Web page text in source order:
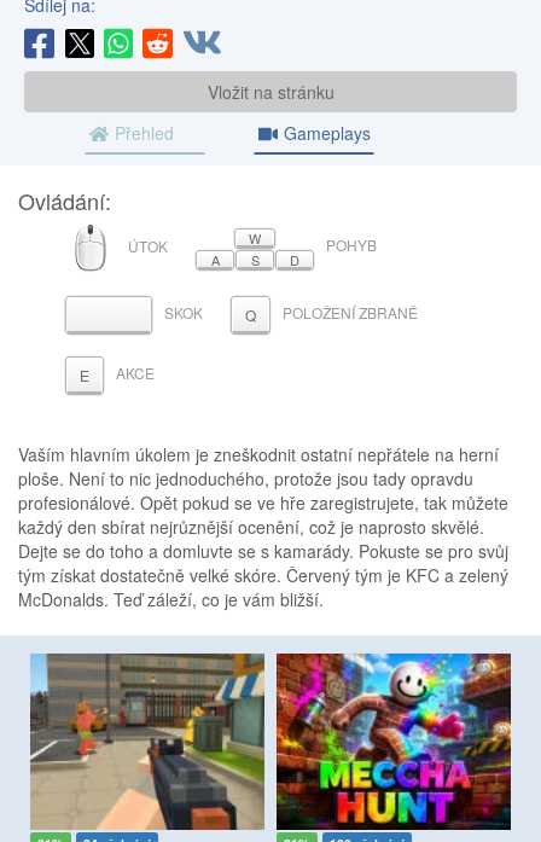
Sdílej na:
Vložit na stránku
Přehled
Gameplays
Ovládání:
MYŠ
ÚTOK
W
A
S D
POHYB
MEZERNÍKSKOK Q POLOŽENÍ ZBRANĚ
E AKCE
Vaším hlavním úkolem je zneškodnit ostatní nepřátele na herní
ploše. Není to nic jednoduchého, protože jsou tady opravdu
profesionálové. Opět pokud se ve hře zaregistrujete, tak můžete
každý den sbírat nejrůznější ocenění, což je naprosto skvělé.
Dejte se do toho a domluvte se s kamarády. Pokuste se pro svůj
tým získat dostatečně velké skóre. Červený tým je KFC a zelený
McDonalds. Teď záleží, co je vám bližší.